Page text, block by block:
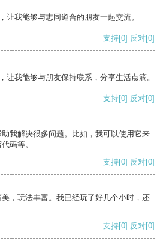
让我能够与志同道合的朋友一起交流。
支持[0] 反对[0]
让我能够与朋友保持联系，分享生活点滴。
支持[0] 反对[0]
我解决很多问题。比如，我可以使用它来
码等。
支持[0] 反对[0]
，玩法丰富。我已经玩了好几个小时，还
支持[0] 反对[0]